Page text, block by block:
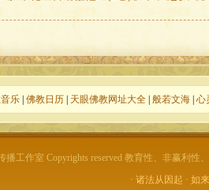
乐 佛教日历 天眼佛教网址大全 般若文海 心
播工作室 Copyrights reserved 教育性、非赢利性
· 诸法从因起 · 如